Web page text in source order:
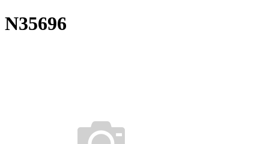
N35696